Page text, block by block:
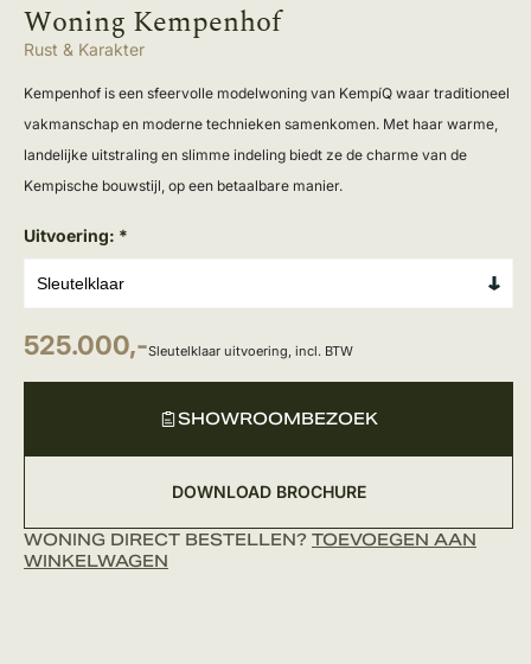
Woning Kempenhof
Rust & Karakter
Kempenhof is een sfeervolle modelwoning van KempíQ waar traditioneel
vakmanschap en moderne technieken samenkomen. Met haar warme,
landelijke uitstraling en slimme indeling biedt ze de charme van de
Kempische bouwstijl, op een betaalbare manier.
Uitvoering: *
525.000,-Sleutelklaar uitvoering, incl. BTW
SHOWROOMBEZOEK
DOWNLOAD BROCHURE
WONING DIRECT BESTELLEN? TOEVOEGEN AAN
WINKELWAGEN